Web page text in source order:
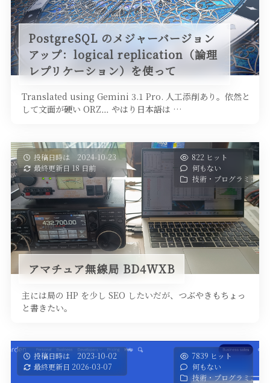
PostgreSQL のメジャーバージョン
アップ：logical replication（論理
レプリケーション）を使って
Translated using Gemini 3.1 Pro. 人工添削あり。依然と
して文面が硬い ORZ… やはり日本語は …
投稿日時は 2024-10-23
最終更新日 18 日前
822 ヒット
何もない
技術・プログラミング
アマチュア無線局 BD4WXB
主には局の HP を少し SEO したいだが、つぶやきもちょっ
と書きたい。
投稿日時は 2023-10-02
最終更新日 2026-03-07
7839 ヒット
何もない
技術・プログラミング